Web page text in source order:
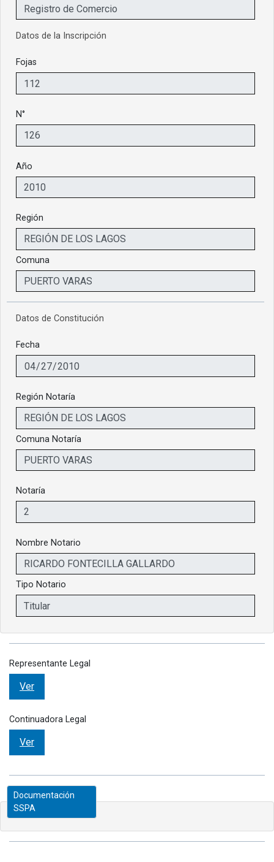
Datos de la Inscripción
Fojas
N°
Año
Región
Comuna
Datos de Constitución
Fecha
Región Notaría
Comuna Notaría
Notaría
Nombre Notario
Tipo Notario
Representante Legal
Ver
Continuadora Legal
Ver
Documentación
SSPA